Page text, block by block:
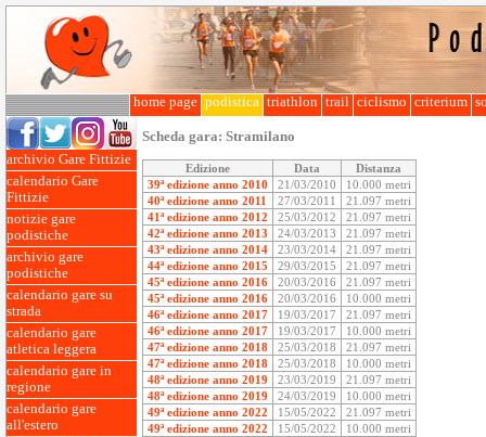
home page podistica triathlon trail ciclismo criterium
archivio Gare Fittizie
calendario Gare
Fittizie
notizie gare
podistiche
archivio gare
podistiche
calendario gare su
strada
calendario gare
atletica leggera
calendario gare in
regione
calendario gare
all'estero
Scheda gara: Stramilano
Edizione Data
Distanza
39ª edizione anno 2010
21/03/2010
10.000 metri
40ª edizione anno 2011
27/03/2011
21.097 metri
41ª edizione anno 2012
25/03/2012
21.097 metri
42ª edizione anno 2013
24/03/2013
21.097 metri
43ª edizione anno 2014
23/03/2014
21.097 metri
44ª edizione anno 2015
29/03/2015
21.097 metri
45ª edizione anno 2016
20/03/2016
21.097 metri
45ª edizione anno 2016
20/03/2016
10.000 metri
46ª edizione anno 2017
19/03/2017
21.097 metri
46ª edizione anno 2017
19/03/2017
10.000 metri
47ª edizione anno 2018
25/03/2018
21.097 metri
47ª edizione anno 2018
25/03/2018
10.000 metri
48ª edizione anno 2019
23/03/2019
21.097 metri
48ª edizione anno 2019
24/03/2019
10.000 metri
49ª edizione anno 2022
15/05/2022
21.097 metri
49ª edizione anno 2022
15/05/2022
10.000 metri